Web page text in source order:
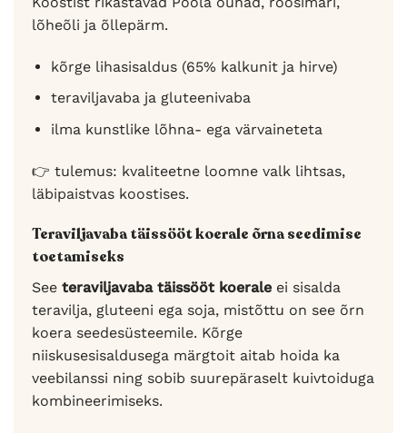
lõheõli ja õllepärm.
kõrge lihasisaldus (65% kalkunit ja hirve)
teraviljavaba ja gluteenivaba
ilma kunstlike lõhna- ega värvaineteta
👉 tulemus: kvaliteetne loomne valk lihtsas,
läbipaistvas koostises.
Teraviljavaba täissööt koerale õrna seedimise
toetamiseks
See teraviljavaba täissööt koerale ei sisalda
teravilja, gluteeni ega soja, mistõttu on see õrn
koera seedesüsteemile. Kõrge
niiskusesisaldusega märgtoit aitab hoida ka
veebilanssi ning sobib suurepäraselt kuivtoiduga
kombineerimiseks.